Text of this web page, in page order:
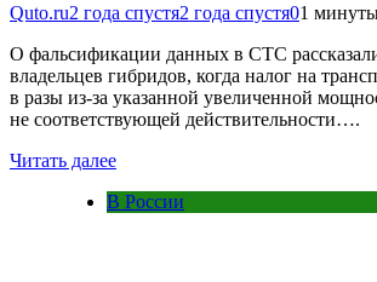
Quto.ru2 года спустя2 года спустя01
О фальсификации данных в СТС
владельцев гибридов, когда налог на
в разы из-за указанной увеличенной
не соответствующей действительности….
Читать далее
В России